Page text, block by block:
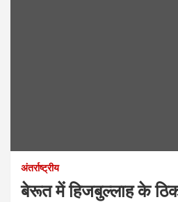
अंतर्राष्ट्रीय
बेरूत में हिजबुल्लाह के